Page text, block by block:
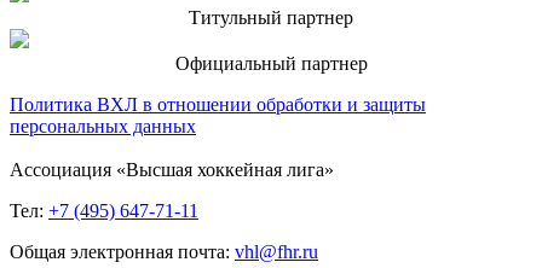
Титульный партнер
Официальный партнер
Политика ВХЛ в отношении обработки и защиты
персональных данных
Ассоциация «Высшая хоккейная лига»
Тел: +7 (495) 647-71-11
Общая электронная почта: vhl@fhr.ru